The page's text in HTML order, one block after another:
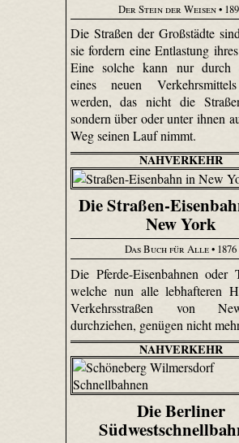
Der Stein der Weisen•
Die Straßen der Großstädte
sie fordern eine Entlastung
Eine solche kann nur durch
eines neuen
werden, das nicht die
sondern über oder unter ihnen
Weg seinen Lauf nimmt.
NAHVERKEHR
Die Straßen-
New York
Das Buch für Alle• 1876
Die Pferde-Eisenbahnen oder
welche nun alle lebhafteren
Verkehrsstraßen von
durchziehen, genügen nicht
NAHVERKEHR
Die Berliner